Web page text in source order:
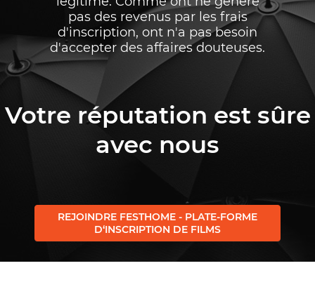
pas des revenus par les frais
d'inscription, ont n'a pas besoin
d'accepter des affaires douteuses.
Votre réputation est sûre
avec nous
REJOINDRE FESTHOME - PLATE-FORME
D‘INSCRIPTION DE FILMS